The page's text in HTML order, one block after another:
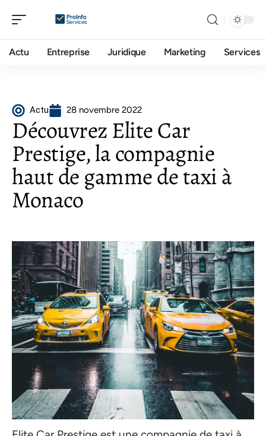
Actu Entreprise Juridique Marketing Services
Actu 28 novembre 2022
Découvrez Elite Car
Prestige, la compagnie
haut de gamme de taxi à
Monaco